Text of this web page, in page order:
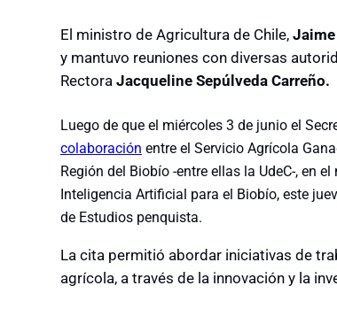
El ministro de Agricultura de Chile,
y mantuvo reuniones con diversas
Rectora Jacqueline Sepúlveda Carreño.
Luego de que el miércoles 3 de junio el
colaboración entre el Servicio Agrícola
Región del Biobío -entre ellas la UdeC-, en
Inteligencia Artificial para el Biobío, este
de Estudios penquista.
La cita permitió abordar iniciativas de
agrícola, a través de la innovación y la